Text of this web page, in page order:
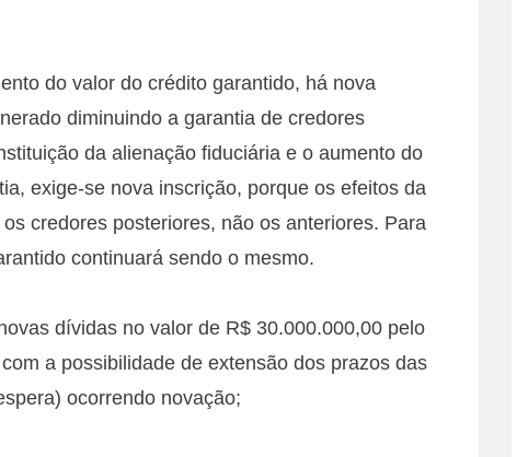
do valor do crédito garantido, há nova
diminuindo a garantia de credores
da alienação fiduciária e o aumento do
exige-se nova inscrição, porque os efeitos da
credores posteriores, não os anteriores. Para
continuará sendo o mesmo.
dívidas no valor de R$ 30.000.000,00 pelo
a possibilidade de extensão dos prazos das
ocorrendo novação;